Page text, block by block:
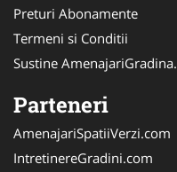
Preturi Abonamente
Termeni si Conditii
Sustine
Parteneri
AmenajariSpatiiVerzi.com
IntretinereGradini.com